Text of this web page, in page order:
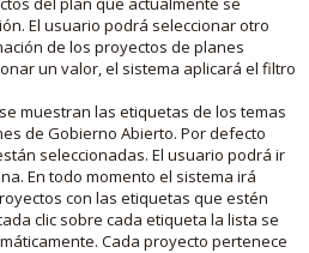
El usuario podrá seleccionar otro
de los proyectos de planes
un valor, el sistema aplicará el filtro
muestran las etiquetas de los temas
de Gobierno Abierto. Por defecto
seleccionadas. El usuario podrá ir
En todo momento el sistema irá
con las etiquetas que estén
clic sobre cada etiqueta la lista se
Cada proyecto pertenece